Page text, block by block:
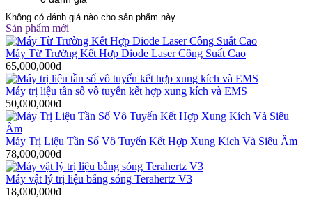
Không có đánh giá nào cho sản phẩm này.
Sản phẩm mới
Máy Từ Trường Kết Hợp Diode Laser Công Suất Cao
65,000,000đ
Máy trị liệu tần số vô tuyến kết hợp xung kích và EMS
50,000,000đ
Máy Trị Liệu Tần Số Vô Tuyến Kết Hợp Xung Kích Và Siêu Âm
78,000,000đ
Máy vật lý trị liệu bằng sóng Terahertz V3
18,000,000đ